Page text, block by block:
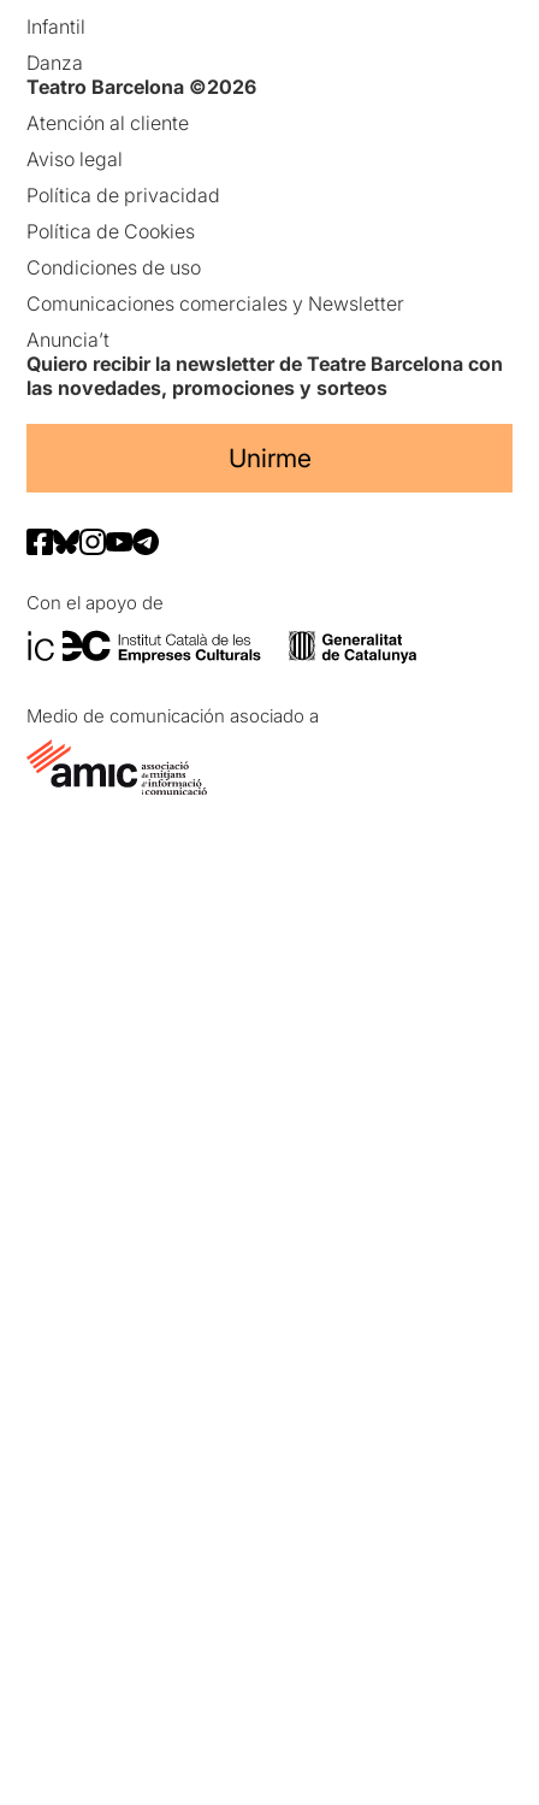
Infantil
Danza
Teatro Barcelona ©2026
Atención al cliente
Aviso legal
Política de privacidad
Política de Cookies
Condiciones de uso
Comunicaciones comerciales y Newsletter
Anuncia’t
Quiero recibir la newsletter de Teatre Barcelona con
las novedades, promociones y sorteos
Unirme
Con el apoyo de
Medio de comunicación asociado a